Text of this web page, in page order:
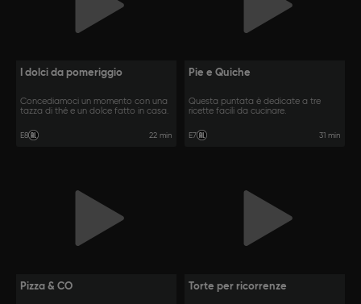
I dolci da pomeriggio
Concediamoci un momento con una
tazza di thé e un dolce fatto in casa.
E8 22 min
Pie e Quiche
Questa puntata è dedicate a tre
ricette facili da cucinare.
E7 31 min
Pizza & CO Torte per ricorrenze